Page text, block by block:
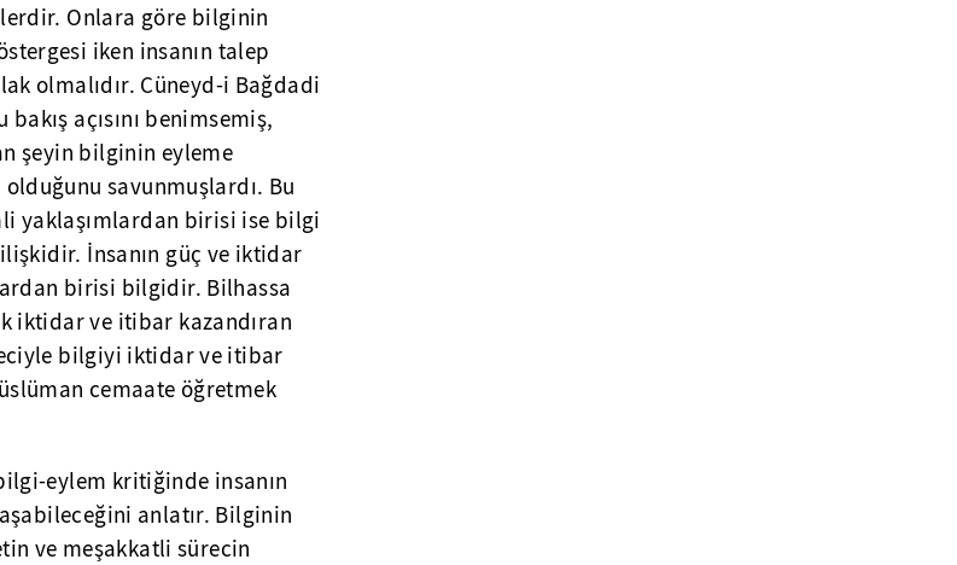
Onlara göre bilginin
iken insanın talep
olmalıdır. Cüneyd-i Bağdadi
açısını benimsemiş,
şeyin bilginin eyleme
savunmuşlardı. Bu
yaklaşımlardan birisi ise bilgi
İnsanın güç ve iktidar
birisi bilgidir. Bilhassa
iktidar ve itibar kazandıran
bilgiyi iktidar ve itibar
cemaate öğretmek
eylem kritiğinde insanın
anlatır. Bilginin
ve meşakkatli sürecin